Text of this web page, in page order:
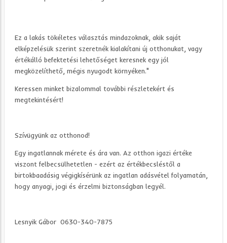
Ez a lakás tökéletes választás mindazoknak, akik saját
elképzelésük szerint szeretnék kialakítani új otthonukat, vagy
értékálló befektetési lehetőséget keresnek egy jól
megközelíthető, mégis nyugodt környéken."
Keressen minket bizalommal további részletekért és
megtekintésért!
Szívügyünk az otthonod!
Egy ingatlannak mérete és ára van. Az otthon igazi értéke
viszont felbecsülhetetlen - ezért az értékbecsléstől a
birtokbaadásig végigkísérünk az ingatlan adásvétel folyamatán,
hogy anyagi, jogi és érzelmi biztonságban legyél.
Lesnyik Gábor 0630-340-7875